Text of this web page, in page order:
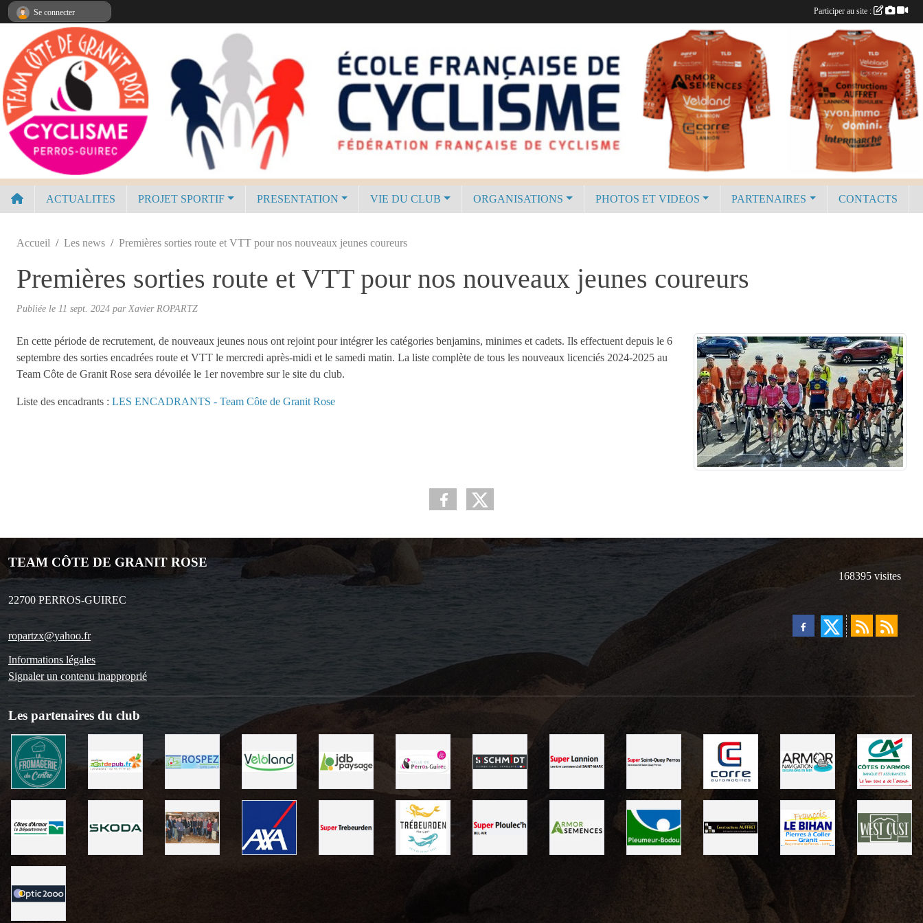
ACTUALITES PROJET SPORTIF PRESENTATION VIE DU CLUB ORGANISATIONS PHOTOS ET VIDEOS PARTENAIRES CONTACTS
Accueil Les news Premières sorties route et VTT pour nos nouveaux jeunes coureurs
Premières sorties route et VTT pour nos nouveaux jeunes coureurs
Publiée le 11 sept. 2024 par Xavier ROPARTZ
En cette période de recrutement, de nouveaux jeunes nous ont rejoint pour intégrer les catégories benjamins, minimes et cadets. Ils effectuent depuis le 6
septembre des sorties encadrées route et VTT le mercredi après-midi et le samedi matin. La liste complète de tous les nouveaux licenciés 2024-2025 au
Team Côte de Granit Rose sera dévoilée le 1er novembre sur le site du club.
Liste des encadrants : LES ENCADRANTS - Team Côte de Granit Rose
TEAM CÔTE DE GRANIT ROSE
22700 PERROS-GUIREC
ropartzx@yahoo.fr
Informations légales
Signaler un contenu inapproprié
168395 visites
Les partenaires du club
Se connecter Participer au site :
Panneau de gestion des cookies